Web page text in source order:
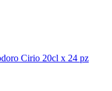
Cirio 20cl x 24 pz